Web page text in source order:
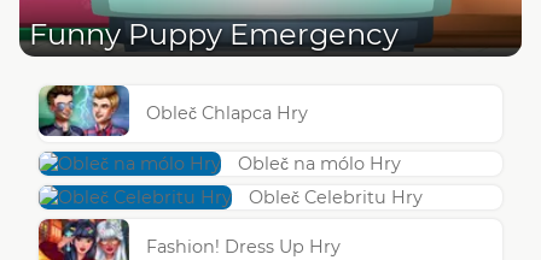
Funny Puppy Emergency
Obleč Chlapca Hry
Obleč na mólo Hry
Obleč Celebritu Hry
Fashion! Dress Up Hry